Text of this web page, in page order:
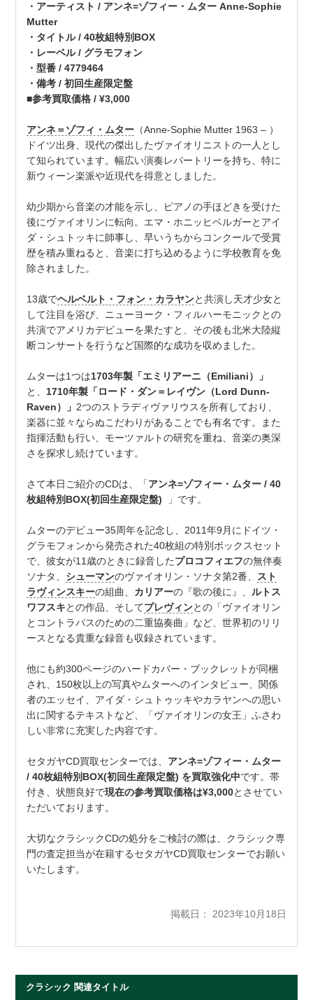
・アーティスト / アンネ=ゾフィー・ムター Anne-Sophie
Mutter
・タイトル / 40枚組特別BOX
・レーベル / グラモフォン
・型番 / 4779464
・備考 / 初回生産限定盤
■参考買取価格 / ¥3,000
アンネ＝ゾフィ・ムター （Anne-Sophie Mutter 1963 – ）
ドイツ出身、現代の傑出したヴァイオリニストの一人とし
て知られています。幅広い演奏レパートリーを持ち、特に
新ウィーン楽派や近現代を得意としました。
幼少期から音楽の才能を示し、ピアノの手ほどきを受けた
後にヴァイオリンに転向。エマ・ホニッヒベルガーとアイ
ダ・シュトッキに師事し、早いうちからコンクールで受賞
歴を積み重ねると、音楽に打ち込めるように学校教育を免
除されました。
13歳でヘルベルト・フォン・カラヤンと共演し天才少女と
して注目を浴び、ニューヨーク・フィルハーモニックとの
共演でアメリカデビューを果たすと、その後も北米大陸縦
断コンサートを行うなど国際的な成功を収めました。
ムターは1つは1703年製「エミリアーニ（Emiliani）」
と、1710年製「ロード・ダン＝レイヴン（Lord Dunn-
Raven）」2つのストラディヴァリウスを所有しており、
楽器に並々ならぬこだわりがあることでも有名です。また
指揮活動も行い、モーツァルトの研究を重ね、音楽の奥深
さを探求し続けています。
さて本日ご紹介のCDは、「アンネ=ゾフィー・ムター / 40
枚組特別BOX(初回生産限定盤)
」です。
ムターのデビュー35周年を記念し、2011年9月にドイツ・
グラモフォンから発売された40枚組の特別ボックスセット
で、彼女が11歳のときに録音したプロコフィエフの無伴奏
ソナタ、 シューマンのヴァイオリン・ソナタ第2番、 スト
ラヴィンスキーの組曲、 カリアーの『歌の後に』、ルトス
ワフスキとの作品、そしてプレヴィンとの「ヴァイオリン
とコントラバスのための二重協奏曲」など、世界初のリリ
ースとなる貴重な録音も収録されています。
他にも約300ページのハードカバー・ブックレットが同梱
され、150枚以上の写真やムターへのインタビュー、関係
者のエッセイ、アイダ・シュトゥッキやカラヤンへの思い
出に関するテキストなど、「ヴァイオリンの女王」ふさわ
しい非常に充実した内容です。
セタガヤCD買取センターでは、 アンネ=ゾフィー・ムター
/ 40枚組特別BOX(初回生産限定盤) を買取強化中です。帯
付き、状態良好で現在の参考買取価格は¥3,000とさせてい
ただいております。
大切なクラシックCDの処分をご検討の際は、クラシック専
門の査定担当が在籍するセタガヤCD買取センターでお願い
いたします。
掲載日： 2023年10月18日
クラシック 関連タイトル